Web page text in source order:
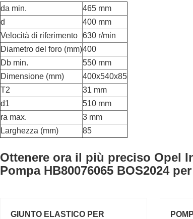
da min.
465 mm
d
400 mm
Velocità di riferimento 630 r/min
Diametro del foro (mm)400
Db min.
550 mm
Dimensione (mm)
400x540x85
T2
31 mm
d1
510 mm
ra max.
3 mm
Larghezza (mm)
85
Ottenere ora il più preciso Opel
Pompa HB80076065 BOS2024
GIUNTO ELASTICO PER